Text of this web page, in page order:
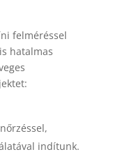
felméréssel
hatalmas
indítunk.